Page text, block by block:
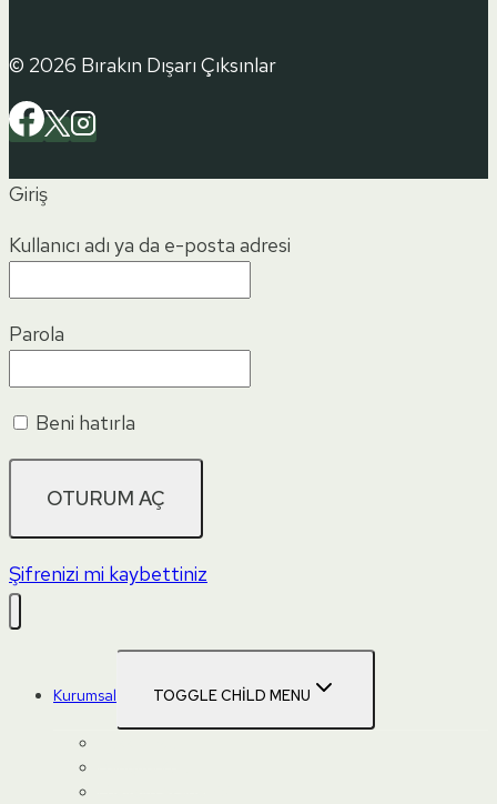
© 2026 Bırakın Dışarı Çıksınlar
Giriş
Kullanıcı adı ya da e-posta adresi
Parola
Beni hatırla
Şifrenizi mi kaybettiniz
Kurumsal TOGGLE CHILD MENU